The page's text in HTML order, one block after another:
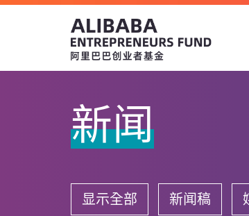
新闻
显示全部 新闻稿